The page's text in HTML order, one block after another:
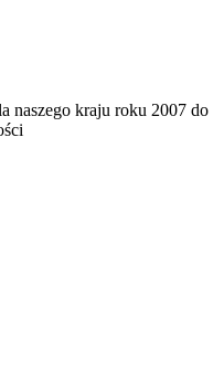
naszego kraju roku 2007 do